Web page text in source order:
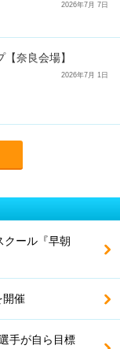
2026年7月 7日
奈良会場】
2026年7月 1日
クール『早朝
開催
手が自ら目標